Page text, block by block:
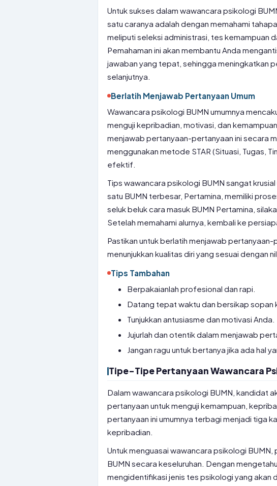
Untuk sukses dalam wawancara psikologi
satu caranya adalah dengan memahami
meliputi seleksi administrasi, tes kemampuan
Pemahaman ini akan membantu Anda
jawaban yang tepat, sehingga meningkatkan
selanjutnya.
Berlatih Menjawab Pertanyaan Umum
Wawancara psikologi BUMN umumnya
menguji kepribadian, motivasi, dan
menjawab pertanyaan-pertanyaan ini secara
menggunakan metode STAR (Situasi, Tugas,
efektif.
Tips wawancara psikologi BUMN sangat
satu BUMN terbesar, Pertamina, memiliki
seluk beluk cara masuk BUMN Pertamina,
Setelah memahami alurnya, kembali ke
Pastikan untuk berlatih menjawab pertanyaan-
menunjukkan kualitas diri yang sesuai dengan
Tips Tambahan
Berpakaianlah profesional dan rapi.
Datang tepat waktu dan bersikap sopan
Tunjukkan antusiasme dan motivasi Anda.
Jujurlah dan otentik dalam menjawab
Jangan ragu untuk bertanya jika ada hal
Tipe-Tipe Pertanyaan Wawancara
Dalam wawancara psikologi BUMN, kandidat
pertanyaan untuk menguji kemampuan,
pertanyaan ini umumnya terbagi menjadi tiga
kepribadian.
Untuk menguasai wawancara psikologi
BUMN secara keseluruhan. Dengan
mengidentifikasi jenis tes psikologi yang akan